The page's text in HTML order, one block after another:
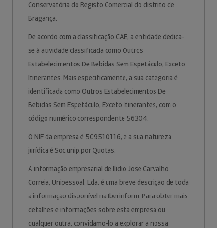
Conservatória do Registo Comercial do distrito de
Bragança.
De acordo com a classificação CAE, a entidade dedica-
se à atividade classificada como Outros
Estabelecimentos De Bebidas Sem Espetáculo, Exceto
Itinerantes. Mais especificamente, a sua categoria é
identificada como Outros Estabelecimentos De
Bebidas Sem Espetáculo, Exceto Itinerantes, com o
código numérico correspondente 56304.
O NIF da empresa é 509510116, e a sua natureza
jurídica é Soc.unip.por Quotas.
A informação empresarial de Ilidio Jose Carvalho
Correia, Unipessoal, Lda. é uma breve descrição de toda
a informação disponível na Iberinform. Para obter mais
detalhes e informações sobre esta empresa ou
qualquer outra, convidamo-lo a explorar a nossa